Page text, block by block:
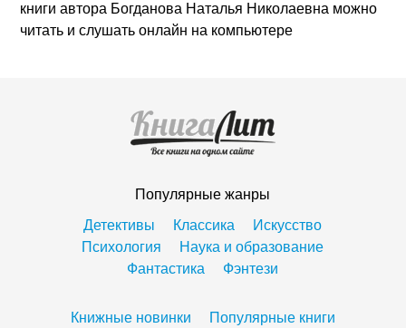
книги автора Богданова Наталья Николаевна можно
читать и слушать онлайн на компьютере
Популярные жанры
Детективы
Классика
Искусство
Психология
Наука и образование
Фантастика
Фэнтези
Книжные новинки Популярные книги